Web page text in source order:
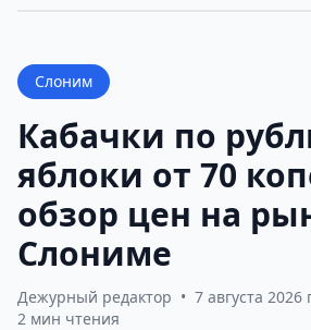
Слоним
Кабачки по
яблоки от 70
обзор цен на
Слониме
Дежурный редактор • 7 августа 2026
2 мин чтения